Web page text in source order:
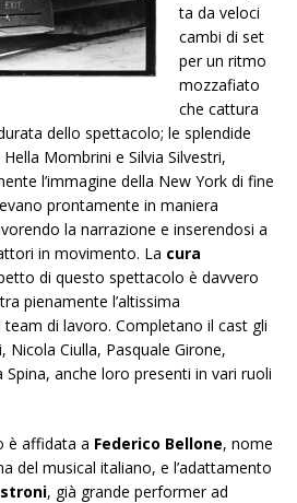
ta da veloci
cambi di set
per un ritmo
mozzafiato
che cattura
dello spettacolo; le splendide
Mombrini e Silvia Silvestri,
l’immagine della New York di fine
prontamente in maniera
la narrazione e inserendosi a
in movimento. La cura
di questo spettacolo è davvero
pienamente l’altissima
di lavoro. Completano il cast gli
Ciulla, Pasquale Girone,
anche loro presenti in vari ruoli
è affidata a Federico Bellone, nome
del musical italiano, e l’adattamento
, già grande performer ad